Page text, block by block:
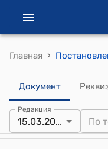
Главная ›
Документ
Редакция
15.03.2005